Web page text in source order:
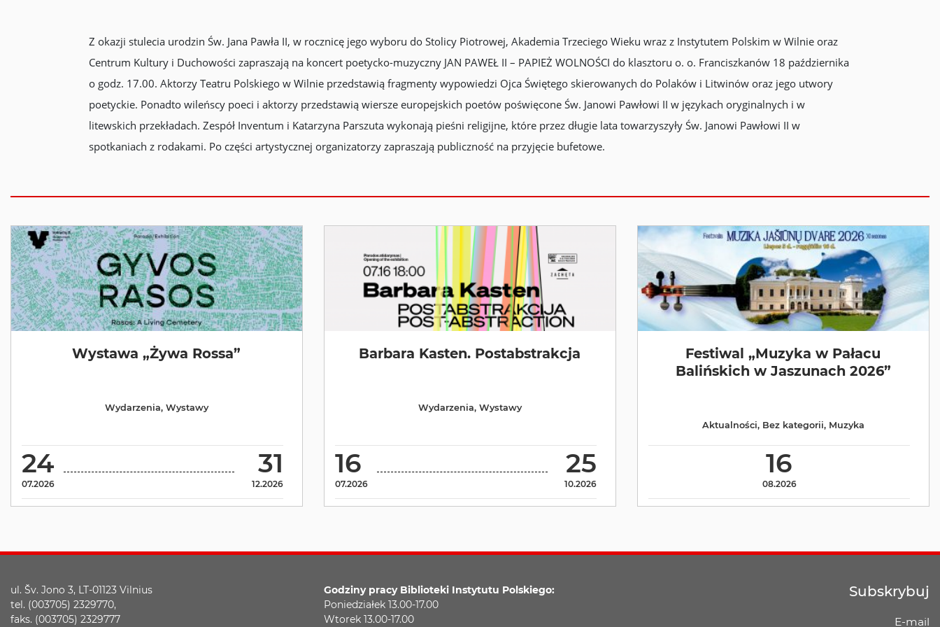
Z okazji stulecia urodzin Św. Jana Pawła II, w rocznicę jego wyboru do Stolicy Piotrowej, Akademia Trzeciego Wieku wraz z Instytutem Polskim w Wilnie oraz
Centrum Kultury i Duchowości zapraszają na koncert poetycko-muzyczny JAN PAWEŁ II – PAPIEŻ WOLNOŚCI do klasztoru o. o. Franciszkanów 18 października
o godz. 17.00. Aktorzy Teatru Polskiego w Wilnie przedstawią fragmenty wypowiedzi Ojca Świętego skierowanych do Polaków i Litwinów oraz jego utwory
poetyckie. Ponadto wileńscy poeci i aktorzy przedstawią wiersze europejskich poetów poświęcone Św. Janowi Pawłowi II w językach oryginalnych i w
litewskich przekładach. Zespół Inventum i Katarzyna Parszuta wykonają pieśni religijne, które przez długie lata towarzyszyły Św. Janowi Pawłowi II w
spotkaniach z rodakami. Po części artystycznej organizatorzy zapraszają publiczność na przyjęcie bufetowe.
Wystawa „Żywa Rossa”
24
07.2026
31
12.2026
Wydarzenia, Wystawy
Barbara Kasten. Postabstrakcja
16
07.2026
25
10.2026
Wydarzenia, Wystawy
Festiwal „Muzyka w Pałacu
Balińskich w Jaszunach 2026”
16
08.2026
Aktualności, Bez kategorii, Muzyka
ul. Šv. Jono 3, LT-01123 Vilnius
tel. (003705) 2329770,
faks. (003705) 2329777
Godziny pracy Biblioteki Instytutu Polskiego:
Poniedziałek 13.00-17.00
Wtorek 13.00-17.00
Subskrybuj